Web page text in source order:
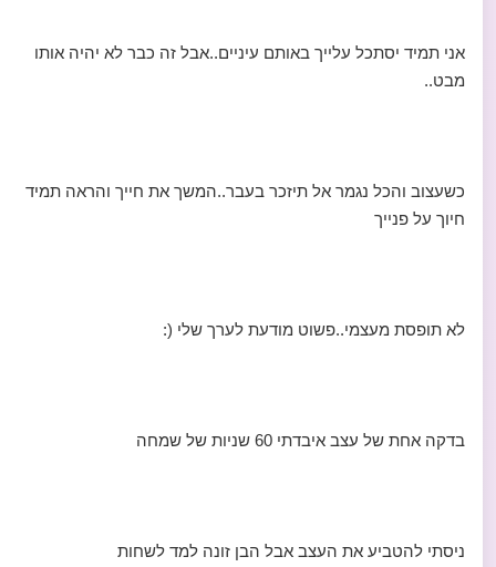
אני תמיד יסתכל עלייך באותם עיניים..אבל זה כבר לא יהיה אותו
מבט..
כשעצוב והכל נגמר אל תיזכר בעבר..המשך את חייך והראה תמיד
חיוך על פנייך
לא תופסת מעצמי..פשוט מודעת לערך שלי (:
בדקה אחת של עצב איבדתי 60 שניות של שמחה
ניסתי להטביע את העצב אבל הבן זונה למד לשחות